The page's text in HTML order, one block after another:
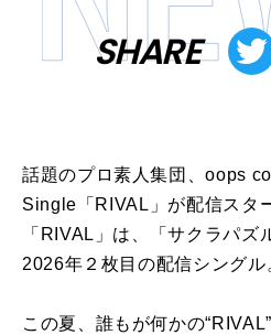
SHARE
話題のプロ素人集団、oops
Single「RIVAL」が配信スタ
「RIVAL」は、「サクラパ
2026年２枚目の配信シングル
この夏、誰もが何かの